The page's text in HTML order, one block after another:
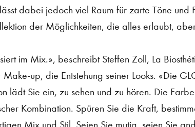
dabei jedoch viel Raum für zarte Töne und
der Möglichkeiten, die alles erlaubt,
im Mix.», beschreibt Steffen Zoll, La
Make-up, die Entstehung seiner Looks. «Die
lädt Sie ein, zu sehen und zu hören. Die
Kombination. Spüren Sie die Kraft,